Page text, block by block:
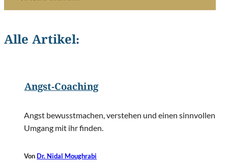
Alle Artikel:
Angst-Coaching
Angst bewusstmachen, verstehen und einen sinnvollen
Umgang mit ihr finden.
Von Dr. Nidal Moughrabi